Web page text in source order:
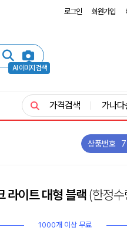
로그인 회원가입
AI 이미지 검색
가격검색 가나다
상품번호
라이트 대형 블랙 (한정
1000개 이상 무료